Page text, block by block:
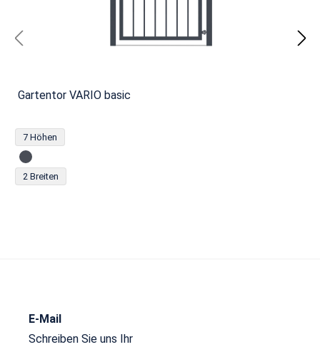
Gartentor VARIO basic
7 Höhen
2 Breiten
E-Mail
Schreiben Sie uns Ihr